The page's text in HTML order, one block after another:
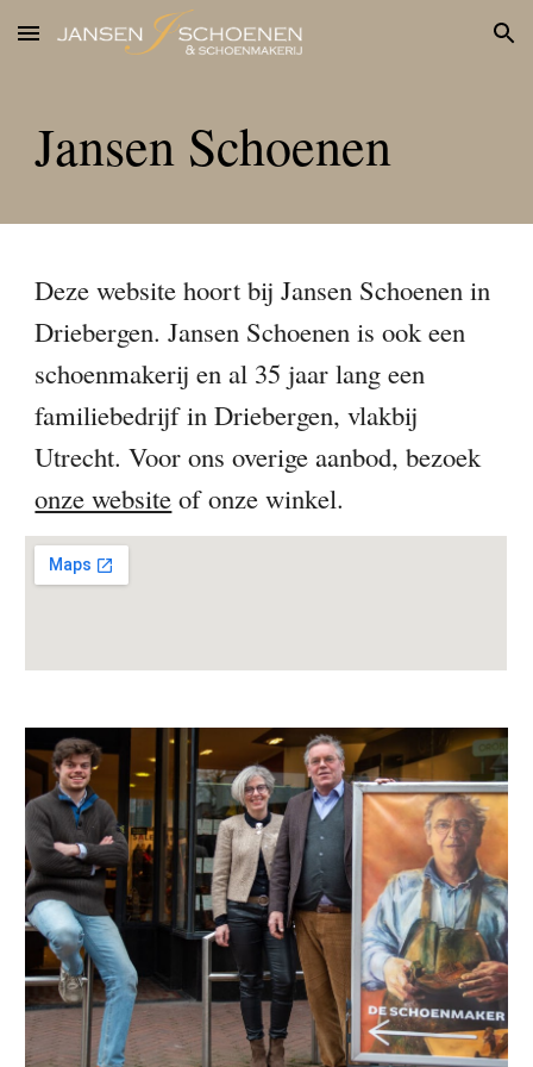
Skip to main content Skip to navigation
Jansen Schoenen
Deze website hoort bij Jansen Schoenen in
Driebergen. Jansen Schoenen is ook een
schoenmakerij en al 35 jaar lang een
familiebedrijf in Driebergen, vlakbij
Utrecht. Voor ons overige aanbod, bezoek
onze website of onze winkel.